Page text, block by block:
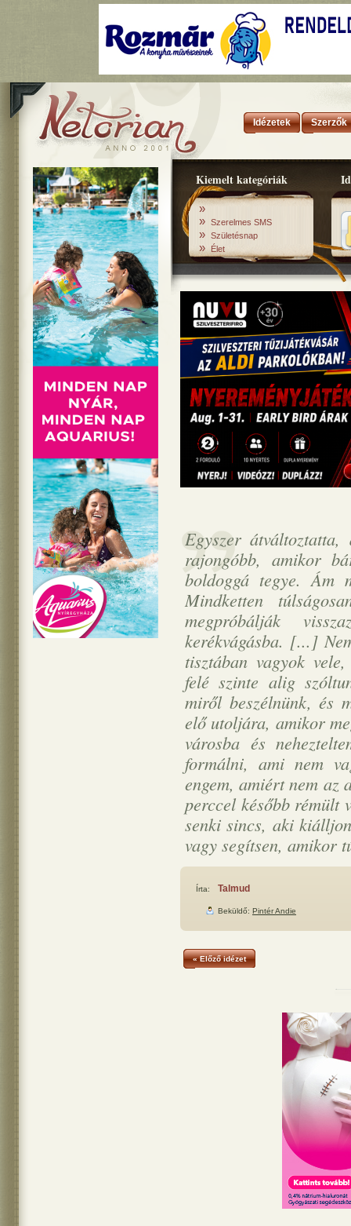
Idézetek Szerzők
Kiemelt kategóriák
»
» Szerelmes SMS
» Születésnap
» Élet
Egyszer
rajongóbb, amikor
boldoggá tegye. Ám
Mindketten
megpróbálják
kerékvágásba. [...]
tisztában vagyok
felé szinte alig
miről beszélnünk, és
elő utoljára, amikor
városba és
formálni, ami nem
engem, amiért nem
perccel később
senki sincs, aki
vagy segítsen, amikor
Írta: Talmud
Beküldő: Pintér Andie
« Előző idézet